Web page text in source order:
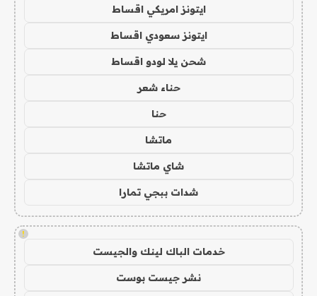
ايتونز امريكي اقساط
ايتونز سعودي اقساط
شحن يلا لودو اقساط
حناء شعر
حنا
ماتشا
شاي ماتشا
شدات ببجي تمارا
!
خدمات الباك لينك والجيست
نشر جيست بوست